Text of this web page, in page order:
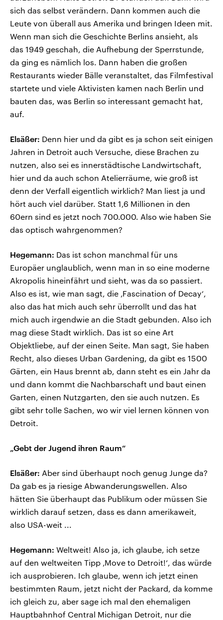
sich das selbst verändern. Dann kommen auch die
Leute von überall aus Amerika und bringen Ideen mit.
Wenn man sich die Geschichte Berlins ansieht, als
das 1949 geschah, die Aufhebung der Sperrstunde,
da ging es nämlich los. Dann haben die großen
Restaurants wieder Bälle veranstaltet, das Filmfestival
startete und viele Aktivisten kamen nach Berlin und
bauten das, was Berlin so interessant gemacht hat,
auf.
Elsäßer: Denn hier und da gibt es ja schon seit einigen
Jahren in Detroit auch Versuche, diese Brachen zu
nutzen, also sei es innerstädtische Landwirtschaft,
hier und da auch schon Atelierräume, wie groß ist
denn der Verfall eigentlich wirklich? Man liest ja und
hört auch viel darüber. Statt 1,6 Millionen in den
60ern sind es jetzt noch 700.000. Also wie haben Sie
das optisch wahrgenommen?
Hegemann: Das ist schon manchmal für uns
Europäer unglaublich, wenn man in so eine moderne
Akropolis hineinfährt und sieht, was da so passiert.
Also es ist, wie man sagt, die ‚Fascination of Decay‘,
also das hat mich auch sehr überrollt und das hat
mich auch irgendwie an die Stadt gebunden. Also ich
mag diese Stadt wirklich. Das ist so eine Art
Objektliebe, auf der einen Seite. Man sagt, Sie haben
Recht, also dieses Urban Gardening, da gibt es 1500
Gärten, ein Haus brennt ab, dann steht es ein Jahr da
und dann kommt die Nachbarschaft und baut einen
Garten, einen Nutzgarten, den sie auch nutzen. Es
gibt sehr tolle Sachen, wo wir viel lernen können von
Detroit.
„Gebt der Jugend ihren Raum“
Elsäßer: Aber sind überhaupt noch genug Junge da?
Da gab es ja riesige Abwanderungswellen. Also
hätten Sie überhaupt das Publikum oder müssen Sie
wirklich darauf setzen, dass es dann amerikaweit,
also USA-weit ...
Hegemann: Weltweit! Also ja, ich glaube, ich setze
auf den weltweiten Tipp ‚Move to Detroit!‘, das würde
ich ausprobieren. Ich glaube, wenn ich jetzt einen
bestimmten Raum, jetzt nicht der Packard, da komme
ich gleich zu, aber sage ich mal den ehemaligen
Hauptbahnhof Central Michigan Detroit, nur die